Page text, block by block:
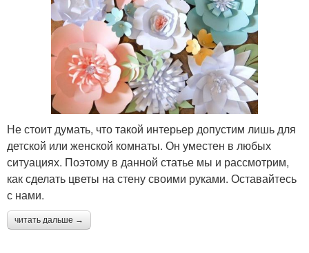
Не стоит думать, что такой интерьер допустим лишь для
детской или женской комнаты. Он уместен в любых
ситуациях. Поэтому в данной статье мы и рассмотрим,
как сделать цветы на стену своими руками. Оставайтесь
с нами.
читать дальше →